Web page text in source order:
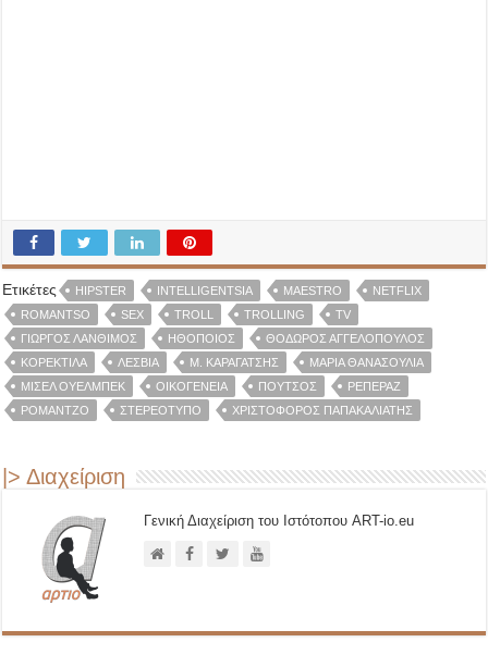
Ετικέτες HIPSTER INTELLIGENTSIA MAESTRO
NETFLIX
ROMANTSO
SEX TROLL TROLLING
TV
ΓΙΏΡΓΟΣ ΛΆΝΘΙΜΟΣ
ΗΘΟΠΟΙΌΣ
ΘΌΔΩΡΟΣ ΑΓΓΕΛΌΠΟΥΛΟΣ
ΚΟΡΕΚΤΊΛΑ
ΛΕΣΒΊΑ Μ. ΚΑΡΑΓΆΤΣΗΣ
ΜΑΡΊΑ ΘΑΝΑΣΟΎΛΙΑ
ΜΙΣΈΛ ΟΥΕΛΜΠΈΚ
ΟΙΚΟΓΈΝΕΙΑ ΠΟΎΤΣΟΣ
ΡΕΠΕΡΆΖ
ΡΟΜΆΝΤΖΟ
ΣΤΕΡΕΌΤΥΠΟ ΧΡΙΣΤΌΦΟΡΟΣ ΠΑΠΑΚΑΛΙΆΤΗΣ
|> Διαχείριση
Γενική Διαχείριση του Ιστότοπου ART-io.eu